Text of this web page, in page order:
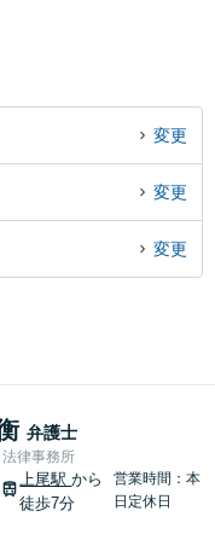
変更
変更
変更
弁護士
法律事務所
上尾駅から
徒歩7分
営業時間：本
日定休日